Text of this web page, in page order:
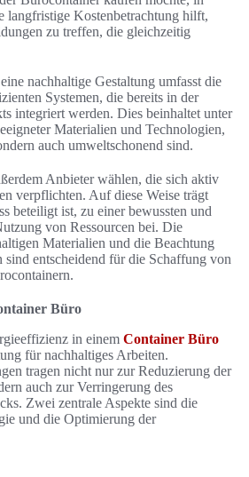
langfristige Kostenbetrachtung hilft,
zu treffen, die gleichzeitig
nachhaltige Gestaltung umfasst die
Systemen, die bereits in der
integriert werden. Dies beinhaltet unter
Materialien und Technologien,
auch umweltschonend sind.
Anbieter wählen, die sich aktiv
verpflichten. Auf diese Weise trägt
beteiligt ist, zu einer bewussten und
von Ressourcen bei. Die
Materialien und die Beachtung
sind entscheidend für die Schaffung von
Büro
in einem Container Büro
für nachhaltiges Arbeiten.
tragen nicht nur zur Reduzierung der
auch zur Verringerung des
Zwei zentrale Aspekte sind die
und die Optimierung der